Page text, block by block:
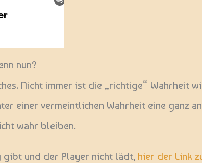
nun?
Nicht immer ist die „richtige“ Wahrheit
einer vermeintlichen Wahrheit eine ganz
wahr bleiben.
gibt und der Player nicht lädt, hier der Link